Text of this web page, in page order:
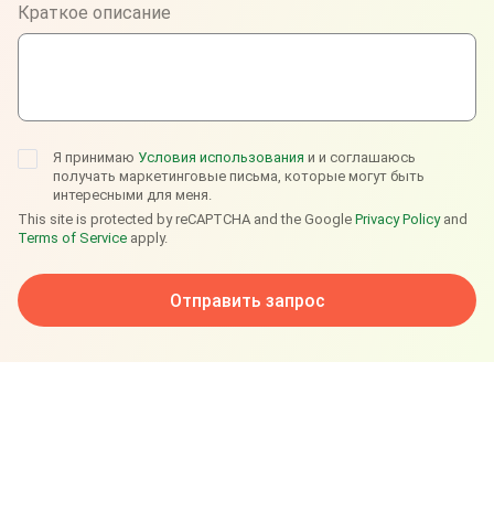
Telegram
Краткое описание
Я принимаю Условия использования и и соглашаюсь
получать маркетинговые письма, которые могут быть
интересными для меня.
This site is protected by reCAPTCHA and the Google Privacy Policyand
Terms of Service apply.
Отправить запрос